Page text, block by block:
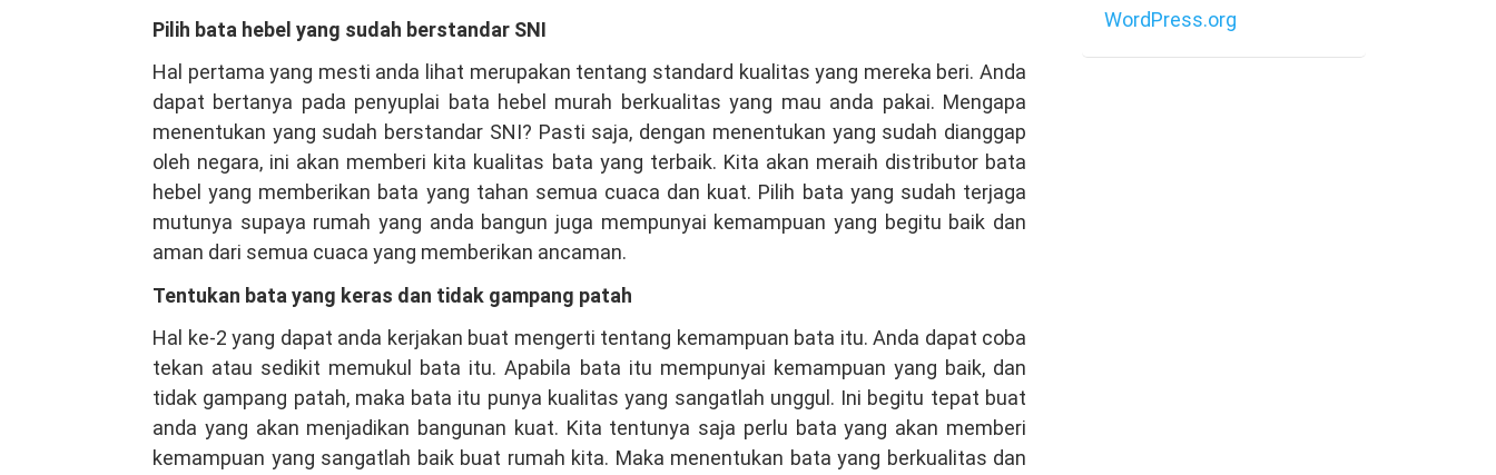
Pilih bata hebel yang sudah berstandar SNI
Hal pertama yang mesti anda lihat merupakan tentang standard kualitas yang mereka beri. Anda
dapat bertanya pada penyuplai bata hebel murah berkualitas yang mau anda pakai. Mengapa
menentukan yang sudah berstandar SNI? Pasti saja, dengan menentukan yang sudah dianggap
oleh negara, ini akan memberi kita kualitas bata yang terbaik. Kita akan meraih distributor bata
hebel yang memberikan bata yang tahan semua cuaca dan kuat. Pilih bata yang sudah terjaga
mutunya supaya rumah yang anda bangun juga mempunyai kemampuan yang begitu baik dan
aman dari semua cuaca yang memberikan ancaman.
Tentukan bata yang keras dan tidak gampang patah
Hal ke-2 yang dapat anda kerjakan buat mengerti tentang kemampuan bata itu. Anda dapat coba
tekan atau sedikit memukul bata itu. Apabila bata itu mempunyai kemampuan yang baik, dan
tidak gampang patah, maka bata itu punya kualitas yang sangatlah unggul. Ini begitu tepat buat
anda yang akan menjadikan bangunan kuat. Kita tentunya saja perlu bata yang akan memberi
kemampuan yang sangatlah baik buat rumah kita. Maka menentukan bata yang berkualitas dan
WordPress.org